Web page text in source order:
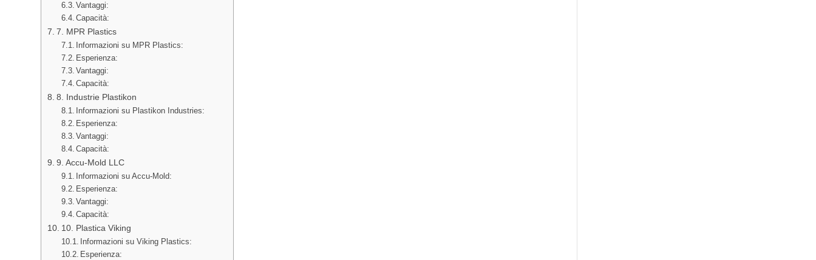
Vantaggi:
Capacità:
7. MPR Plastics
Informazioni su MPR Plastics:
Esperienza:
Vantaggi:
Capacità:
8. Industrie Plastikon
Informazioni su Plastikon Industries:
Esperienza:
Vantaggi:
Capacità:
9. Accu-Mold LLC
Informazioni su Accu-Mold:
Esperienza:
Vantaggi:
Capacità:
10. Plastica Viking
Informazioni su Viking Plastics:
Esperienza: